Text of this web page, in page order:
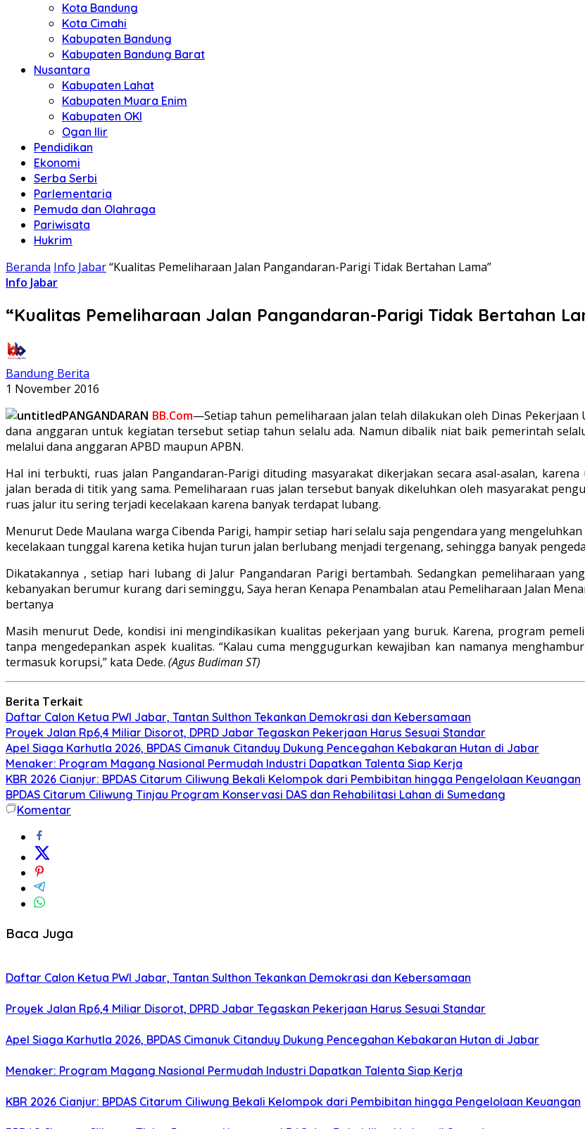
Kota Bandung
Kota Cimahi
Kabupaten Bandung
Kabupaten Bandung Barat
Nusantara
Kabupaten Lahat
Kabupaten Muara Enim
Kabupaten OKI
Ogan Ilir
Pendidikan
Ekonomi
Serba Serbi
Parlementaria
Pemuda dan Olahraga
Pariwisata
Hukrim
Beranda Info Jabar“Kualitas Pemeliharaan Jalan Pangandaran-Parigi Tidak Bertahan Lama”
Info Jabar
“Kualitas Pemeliharaan Jalan Pangandaran-Parigi Tidak Bertahan
Bandung Berita
1 November 2016
PANGANDARAN BB.Com—Setiap tahun pemeliharaan jalan telah dilakukan oleh Dinas
dana anggaran untuk kegiatan tersebut setiap tahun selalu ada. Namun dibalik niat baik pemerintah
melalui dana anggaran APBD maupun APBN.
Hal ini terbukti, ruas jalan Pangandaran-Parigi dituding masyarakat dikerjakan secara asal-asalan,
jalan berada di titik yang sama. Pemeliharaan ruas jalan tersebut banyak dikeluhkan oleh masyarakat
ruas jalur itu sering terjadi kecelakaan karena banyak terdapat lubang.
Menurut Dede Maulana warga Cibenda Parigi, hampir setiap hari selalu saja pengendara yang
kecelakaan tunggal karena ketika hujan turun jalan berlubang menjadi tergenang, sehingga banyak
Dikatakannya , setiap hari lubang di Jalur Pangandaran Parigi bertambah. Sedangkan pemeliharaan
kebanyakan berumur kurang dari seminggu, Saya heran Kenapa Penambalan atau Pemeliharaan Jalan
bertanya
Masih menurut Dede, kondisi ini mengindikasikan kualitas pekerjaan yang buruk. Karena, program
tanpa mengedepankan aspek kualitas. “Kalau cuma menggugurkan kewajiban kan namanya
termasuk korupsi,” kata Dede. (Agus Budiman ST)
Berita Terkait
Daftar Calon Ketua PWI Jabar, Tantan Sulthon Tekankan Demokrasi dan Kebersamaan
Proyek Jalan Rp6,4 Miliar Disorot, DPRD Jabar Tegaskan Pekerjaan Harus Sesuai Standar
Apel Siaga Karhutla 2026, BPDAS Cimanuk Citanduy Dukung Pencegahan Kebakaran Hutan di Jabar
Menaker: Program Magang Nasional Permudah Industri Dapatkan Talenta Siap Kerja
KBR 2026 Cianjur: BPDAS Citarum Ciliwung Bekali Kelompok dari Pembibitan hingga Pengelolaan Keuangan
BPDAS Citarum Ciliwung Tinjau Program Konservasi DAS dan Rehabilitasi Lahan di Sumedang
Komentar
Baca Juga
Daftar Calon Ketua PWI Jabar, Tantan Sulthon Tekankan Demokrasi dan Kebersamaan
Proyek Jalan Rp6,4 Miliar Disorot, DPRD Jabar Tegaskan Pekerjaan Harus Sesuai Standar
Apel Siaga Karhutla 2026, BPDAS Cimanuk Citanduy Dukung Pencegahan Kebakaran Hutan di Jabar
Menaker: Program Magang Nasional Permudah Industri Dapatkan Talenta Siap Kerja
KBR 2026 Cianjur: BPDAS Citarum Ciliwung Bekali Kelompok dari Pembibitan hingga Pengelolaan Keuangan